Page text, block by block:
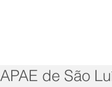
APAE de São